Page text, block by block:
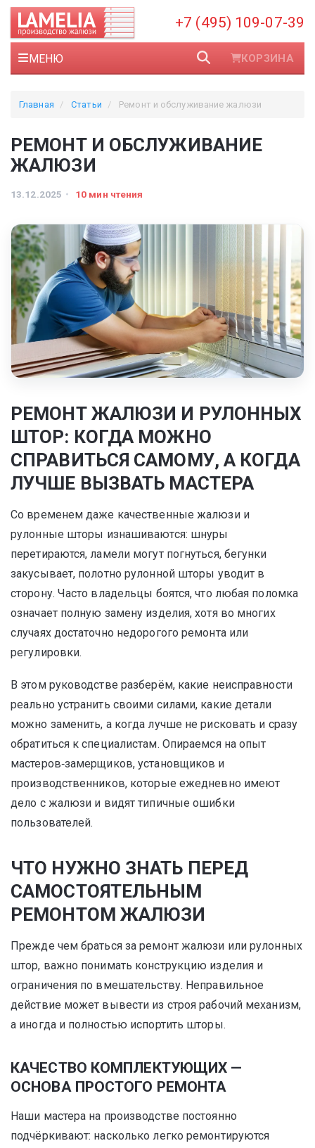
+7 (495) 109-07-39
МЕНЮ КОРЗИНА
Главная Статьи Ремонт и обслуживание жалюзи
РЕМОНТ И ОБСЛУЖИВАНИЕ
ЖАЛЮЗИ
13.12.2025 10 мин чтения
РЕМОНТ ЖАЛЮЗИ И РУЛОННЫХ
ШТОР: КОГДА МОЖНО
СПРАВИТЬСЯ САМОМУ, А КОГДА
ЛУЧШЕ ВЫЗВАТЬ МАСТЕРА
Со временем даже качественные жалюзи и
рулонные шторы изнашиваются: шнуры
перетираются, ламели могут погнуться, бегунки
закусывает, полотно рулонной шторы уводит в
сторону. Часто владельцы боятся, что любая поломка
означает полную замену изделия, хотя во многих
случаях достаточно недорогого ремонта или
регулировки.
В этом руководстве разберём, какие неисправности
реально устранить своими силами, какие детали
можно заменить, а когда лучше не рисковать и сразу
обратиться к специалистам. Опираемся на опыт
мастеров‑замерщиков, установщиков и
производственников, которые ежедневно имеют
дело с жалюзи и видят типичные ошибки
пользователей.
ЧТО НУЖНО ЗНАТЬ ПЕРЕД
САМОСТОЯТЕЛЬНЫМ
РЕМОНТОМ ЖАЛЮЗИ
Прежде чем браться за ремонт жалюзи или рулонных
штор, важно понимать конструкцию изделия и
ограничения по вмешательству. Неправильное
действие может вывести из строя рабочий механизм,
а иногда и полностью испортить шторы.
КАЧЕСТВО КОМПЛЕКТУЮЩИХ —
ОСНОВА ПРОСТОГО РЕМОНТА
Наши мастера на производстве постоянно
подчёркивают: насколько легко ремонтируются